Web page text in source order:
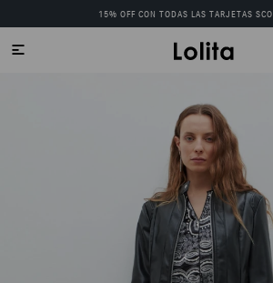
15% OFF CON TODAS LAS TARJETAS
